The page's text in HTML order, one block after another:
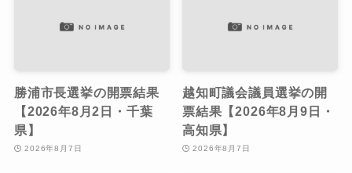
勝浦市長選挙の開票結果
【2026年8月2日・千葉
県】
2026年8月7日
越知町議会議員選挙の開
票結果【2026年8月9日・
高知県】
2026年8月7日